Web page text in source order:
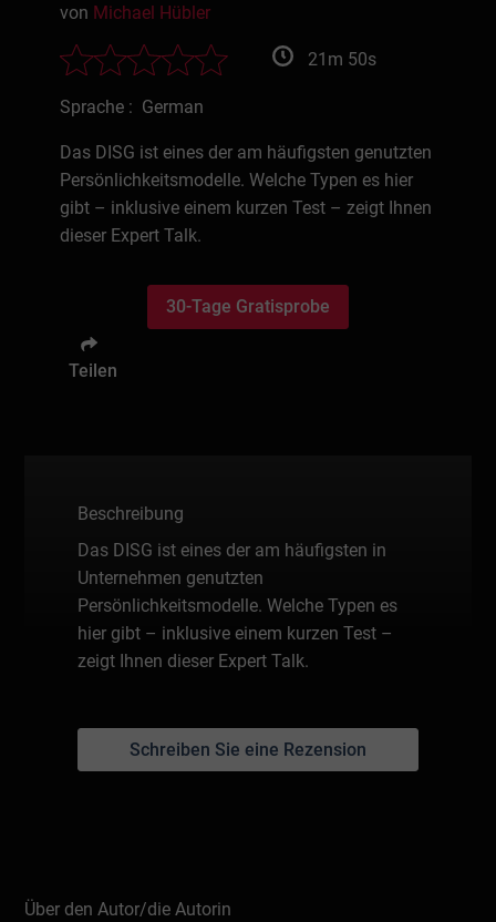
von Michael Hübler
21m 50s
Sprache : German
Das DISG ist eines der am häufigsten genutzten
Persönlichkeitsmodelle. Welche Typen es hier
gibt – inklusive einem kurzen Test – zeigt Ihnen
dieser Expert Talk.
30-Tage Gratisprobe
Teilen
Beschreibung
Das DISG ist eines der am häufigsten in
Unternehmen genutzten
Persönlichkeitsmodelle. Welche Typen es
hier gibt – inklusive einem kurzen Test –
zeigt Ihnen dieser Expert Talk.
Schreiben Sie eine Rezension
Über den Autor/die Autorin